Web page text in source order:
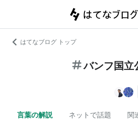
はてなブログ トップ
バンフ国立
言葉の解説 ネットで話題 関